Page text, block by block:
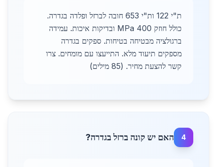
ת"י 122 ות"י 653 חובה לברזל ופלדה בגדרה.
כולל חוזק 400 MPa ובדיקות איכות. עמידה
ברגולציה מבטיחה בטיחות. ספקים בגדרה
מספקים תיעוד מלא. התייעצו עם מומחים. צרו
קשר להצעת מחיר. (85 מילים)
4 האם יש קונה ברזל בגדרה?